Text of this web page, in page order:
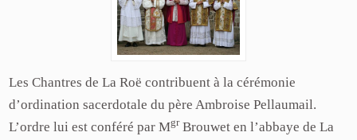
Les Chantres de La Roë contribuent à la cérémonie
d’ordination sacerdotale du père Ambroise Pellaumail.
L’ordre lui est conféré par MgrBrouwet en l’abbaye de La